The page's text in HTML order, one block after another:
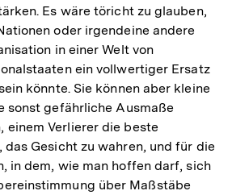
Es wäre töricht zu glauben,
oder irgendeine andere
in einer Welt von
ein vollwertiger Ersatz
könnte. Sie können aber kleine
sonst gefährliche Ausmaße
einem Verlierer die beste
Gesicht zu wahren, und für die
in dem, wie man hoffen darf, sich
über Maßstäbe